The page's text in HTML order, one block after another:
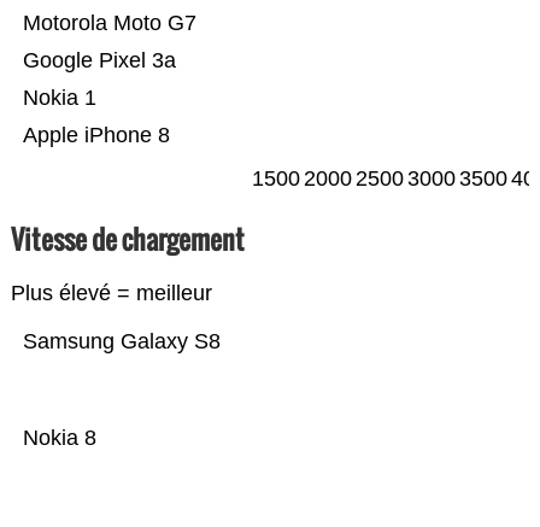
Apple iPhone 8
Nokia 1
Google Pixel 3a
Motorola Moto G7
15002000250030003500
Vitesse de chargement
Plus élevé = meilleur
Nokia 8
Samsung Galaxy S8